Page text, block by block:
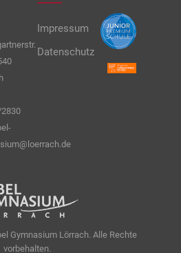
Impressum
Datenschutz
Gymnasium Lörrach. Alle Rechte
vorbehalten.